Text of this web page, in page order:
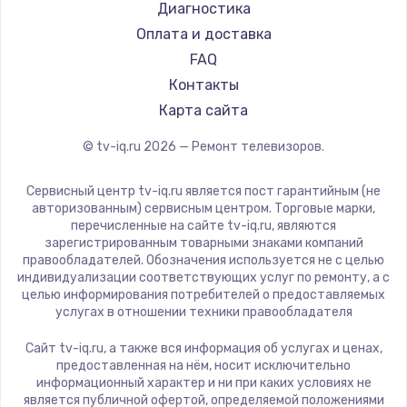
Замена видеокарты
1600 руб.
Заказать
Ремонт разъема питания
880 руб.
Заказать
Замена видеочипа
2745 руб.
Заказать
2600 руб.
Заказать
Hyundai
Doffler
Hiper
Grundig
HITACHI
Yandex
National
iFFALCON
Tuvio
Nord
BenQ
Диагностика
Оплата и доставка
FAQ
Контакты
Карта сайта
© tv-iq.ru 2026 — Ремонт телевизоров.
Сервисный центр tv-iq.ru является пост гарантийным (не
авторизованным) сервисным центром. Торговые марки,
перечисленные на сайте tv-iq.ru, являются
зарегистрированным товарными знаками компаний
правообладателей. Обозначения используется не с целью
индивидуализации соответствующих услуг по ремонту, а с
целью информирования потребителей о предоставляемых
услугах в отношении техники правообладателя
Сайт tv-iq.ru, а также вся информация об услугах и ценах,
предоставленная на нём, носит исключительно
информационный характер и ни при каких условиях не
является публичной офертой, определяемой положениями